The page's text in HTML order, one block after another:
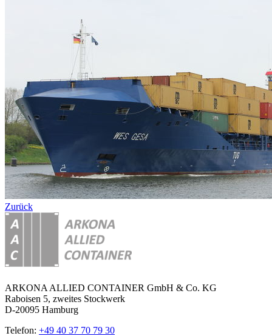
Zurück
ARKONA ALLIED CONTAINER GmbH & Co. KG
Raboisen 5, zweites Stockwerk
D-20095 Hamburg
Telefon: +49 40 37 70 79 30